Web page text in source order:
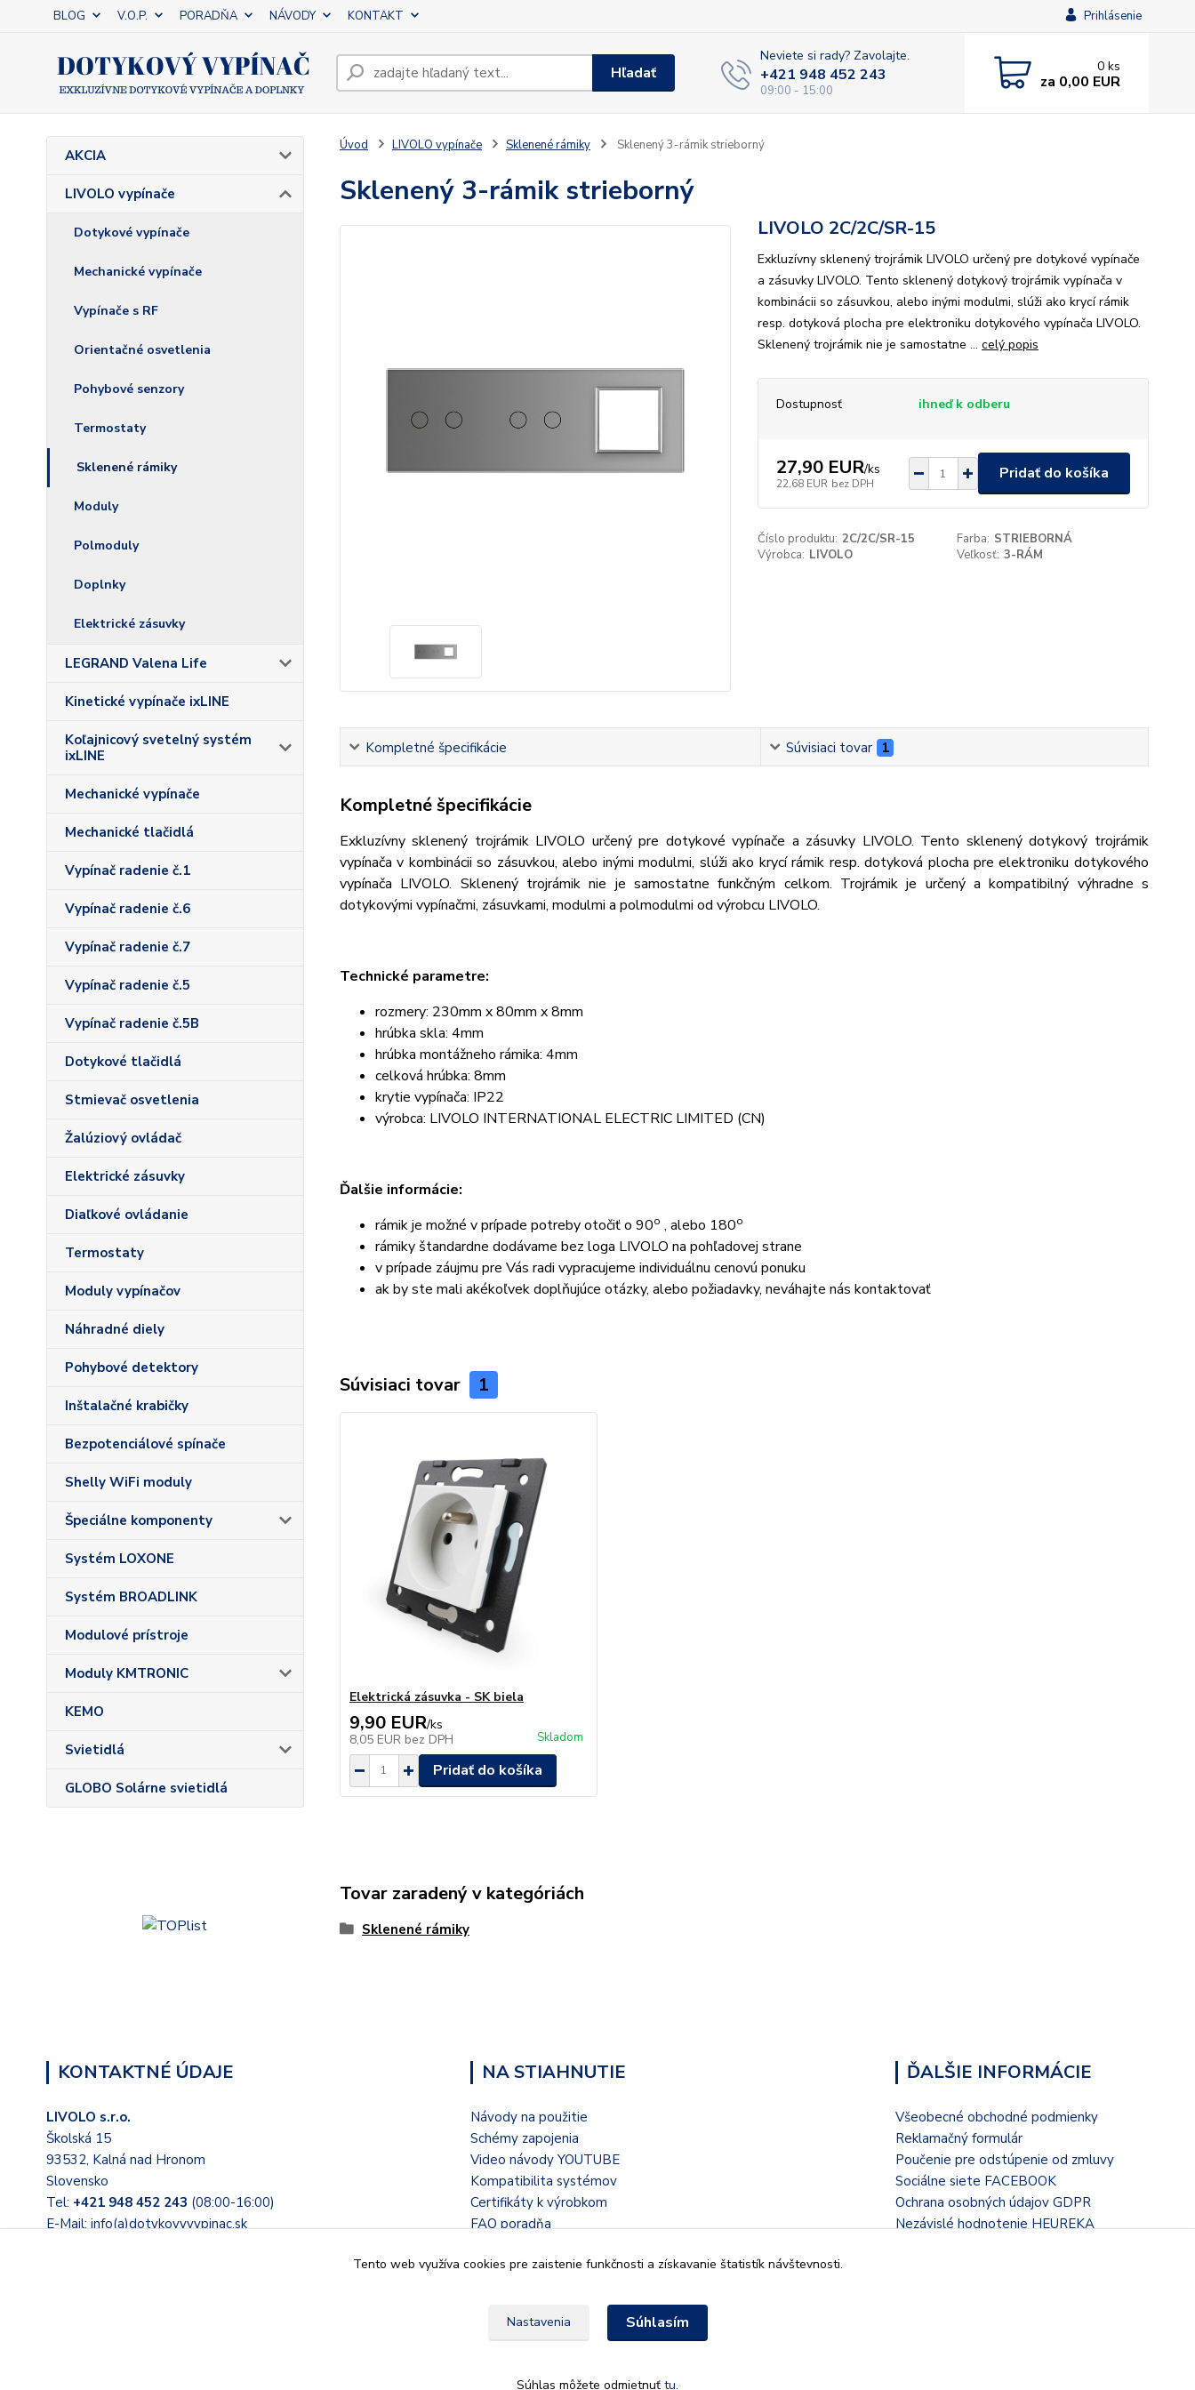
BLOG V.O.P. PORADŇA NÁVODY KONTAKT Prihlásenie
Hľadať
Neviete si rady? Zavolajte.
+421 948 452 243
09:00 - 15:00
0 ks
za 0,00 EUR
AKCIA
LIVOLO vypínače
Dotykové vypínače
Mechanické vypínače
Vypínače s RF
Orientačné osvetlenia
Pohybové senzory
Termostaty
Sklenené rámiky
Moduly
Polmoduly
Doplnky
Elektrické zásuvky
LEGRAND Valena Life
Kinetické vypínače ixLINE
Koľajnicový svetelný systém
ixLINE
Mechanické vypínače
Mechanické tlačidlá
Vypínač radenie č.1
Vypínač radenie č.6
Vypínač radenie č.7
Vypínač radenie č.5
Vypínač radenie č.5B
Dotykové tlačidlá
Stmievač osvetlenia
Žalúziový ovládač
Elektrické zásuvky
Diaľkové ovládanie
Termostaty
Moduly vypínačov
Náhradné diely
Pohybové detektory
Inštalačné krabičky
Bezpotenciálové spínače
Shelly WiFi moduly
Špeciálne komponenty
Systém LOXONE
Systém BROADLINK
Modulové prístroje
Moduly KMTRONIC
KEMO
Svietidlá
GLOBO Solárne svietidlá
Úvod LIVOLO vypínače Sklenené rámiky Sklenený 3-rámik strieborný
Sklenený 3-rámik strieborný
LIVOLO 2C/2C/SR-15
Exkluzívny sklenený trojrámik LIVOLO určený pre dotykové vypínače
a zásuvky LIVOLO. Tento sklenený dotykový trojrámik vypínača v
kombinácii so zásuvkou, alebo inými modulmi, slúži ako krycí rámik
resp. dotyková plocha pre elektroniku dotykového vypínača LIVOLO.
Sklenený trojrámik nie je samostatne ... celý popis
Dostupnosť ihneď k odberu
27,90 EUR/ks
22,68 EUR bez DPH
Pridať do košíka
Číslo produktu: 2C/2C/SR-15 Farba: STRIEBORNÁ
Výrobca: LIVOLO Veľkosť: 3-RÁM
Kompletné špecifikácie Súvisiaci tovar 1
Kompletné špecifikácie
Exkluzívny sklenený trojrámik LIVOLO určený pre dotykové vypínače a zásuvky LIVOLO. Tento sklenený dotykový trojrámik
vypínača v kombinácii so zásuvkou, alebo inými modulmi, slúži ako krycí rámik resp. dotyková plocha pre elektroniku dotykového
vypínača LIVOLO. Sklenený trojrámik nie je samostatne funkčným celkom. Trojrámik je určený a kompatibilný výhradne s
dotykovými vypínačmi, zásuvkami, modulmi a polmodulmi od výrobcu LIVOLO.
Technické parametre:
rozmery: 230mm x 80mm x 8mm
hrúbka skla: 4mm
hrúbka montážneho rámika: 4mm
celková hrúbka: 8mm
krytie vypínača: IP22
výrobca: LIVOLO INTERNATIONAL ELECTRIC LIMITED (CN)
Ďalšie informácie:
rámik je možné v prípade potreby otočiť o 90o , alebo 180o
rámiky štandardne dodávame bez loga LIVOLO na pohľadovej strane
v prípade záujmu pre Vás radi vypracujeme individuálnu cenovú ponuku
ak by ste mali akékoľvek doplňujúce otázky, alebo požiadavky, neváhajte nás kontaktovať
Súvisiaci tovar 1
Elektrická zásuvka - SK biela
9,90 EUR/ks
8,05 EUR bez DPH Skladom
Pridať do košíka
Tovar zaradený v kategóriách
Sklenené rámiky
KONTAKTNÉ ÚDAJE
LIVOLO s.r.o.
Školská 15
93532, Kalná nad Hronom
Slovensko
Tel: +421 948 452 243 (08:00-16:00)
E-Mail: info(a)dotykovyvypinac.sk
NA STIAHNUTIE
Návody na použitie
Schémy zapojenia
Video návody YOUTUBE
Kompatibilita systémov
Certifikáty k výrobkom
FAQ poradňa
ĎALŠIE INFORMÁCIE
Všeobecné obchodné podmienky
Reklamačný formulár
Poučenie pre odstúpenie od zmluvy
Sociálne siete FACEBOOK
Ochrana osobných údajov GDPR
Nezávislé hodnotenie HEUREKA
Tento web využíva cookies pre zaistenie funkčnosti a získavanie štatistík návštevnosti.
Nastavenia Súhlasím
Súhlas môžete odmietnuť tu.